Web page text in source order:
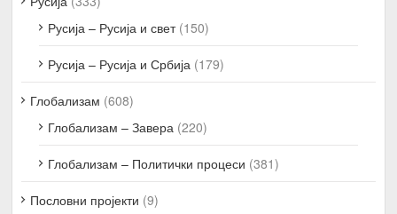
Русија – Русија и свет(150)
Русија – Русија и Србија (179)
Глобализам (608)
Глобализам – Завера (220)
Глобализам – Политички процеси (381)
Пословни пројекти (9)